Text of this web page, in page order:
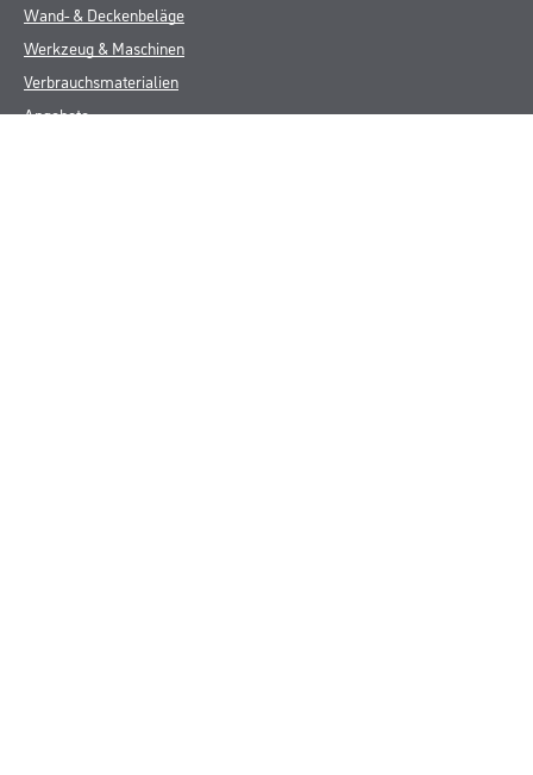
Wand- & Deckenbeläge
Werkzeug & Maschinen
Verbrauchsmaterialien
Angebote